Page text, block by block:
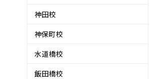
神田校
神保町校
水道橋校
飯田橋校